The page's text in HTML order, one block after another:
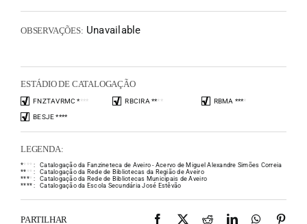
OBSERVAÇÕES: Unavailable
ESTÁDIO DE CATALOGAÇÃO
FNZTAVRMC **** RBCIRA **** RBMA ****
BESJE ****
LEGENDA:
** * * :
Catalogação da Fanzineteca de Aveiro - Acervo de Miguel Alexandre Simões Correia
** * * :
Catalogação da Rede de Bibliotecas da Região de Aveiro
**** :
Catalogação da Rede de Bibliotecas Municipais de Aveiro
**** : Catalogação da Escola Secundária José Estêvão
PARTILHAR Facebook
X RedditLinkedIn